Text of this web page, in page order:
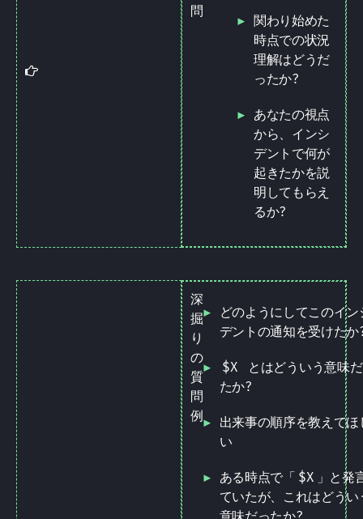
Tip
問
関わり始めた
時点での状況
理解はどうだ
ったか?
あなたの視点
から、インシ
デントで何が
起きたかを説
明してもらえ
るか?
深
掘
り
の
質
問
例
どのようにしてこのイン
デントの通知を受けたか
$X
とはどういう意味
たか?
出来事の順序を教えてほ
い
ある時点で「 $X 」と発
ていたが、これはどうい